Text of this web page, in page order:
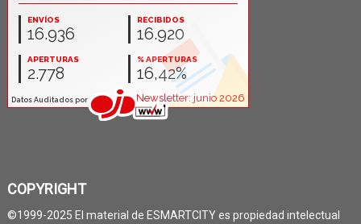
COPYRIGHT
©1999-2025 El material de ESMARTCITY es propiedad intelectual